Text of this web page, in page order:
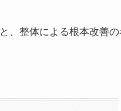
、整体による根本改善